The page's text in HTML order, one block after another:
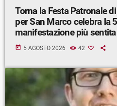
Torna la Festa Patronale
per San Marco celebra la
manifestazione più sentita
today 5 AGOSTO 2026 42